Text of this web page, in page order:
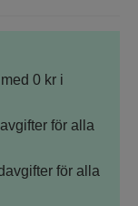
0 kr i
för alla
för alla